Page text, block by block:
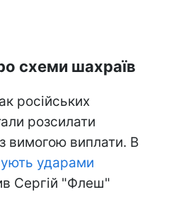
схеми шахраїв
російських
розсилати
вимогою виплати. В
ударами
Сергій "Флеш"